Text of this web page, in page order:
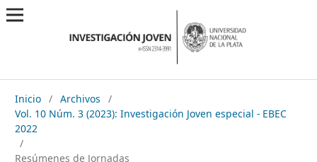
Inicio / Archivos
/
Vol. 10 Núm. 3 (2023): Investigación Joven especial - EBEC
2022
/
Resúmenes de Jornadas